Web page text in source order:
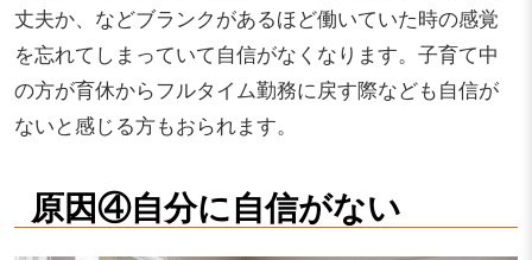
丈夫か、などブランクがあるほど働いていた時の感覚
を忘れてしまっていて自信がなくなります。子育て中
の方が育休からフルタイム勤務に戻す際なども自信が
ないと感じる方もおられます。
原因④自分に自信がない